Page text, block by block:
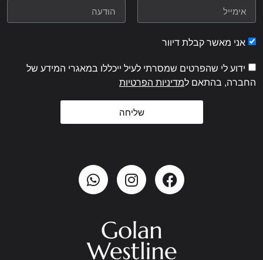
אני מאשר קבלת דיוור
ידוע לי שהפרטים שמסרתי לעיל ייכללו במאגרי המידע של
החברה, בהתאם למדיניות הפרטיות
שליחה